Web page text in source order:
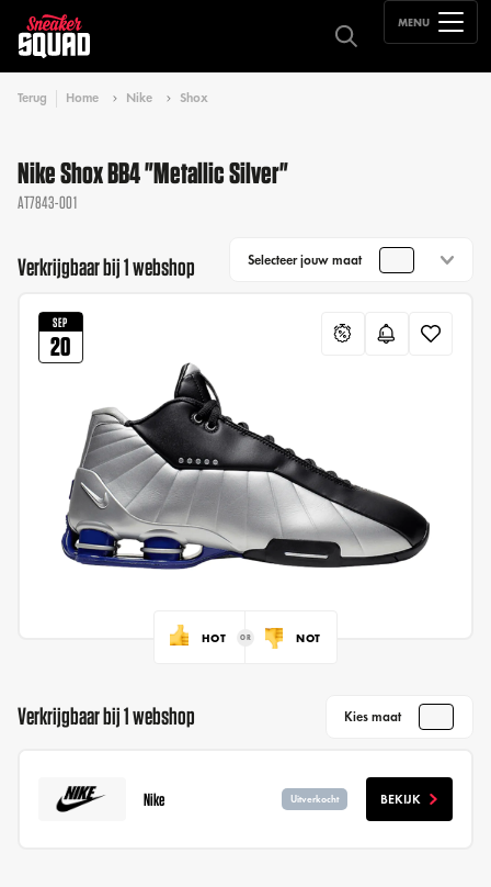
MENU
Terug Home Nike Shox
Nike Shox BB4 "Metallic Silver"
AT7843-001
Verkrijgbaar bij 1 webshop Selecteer jouw maat
SEP
20
HOT NOT
Verkrijgbaar bij 1 webshop Kies maat
Nike Uitverkocht BEKIJK